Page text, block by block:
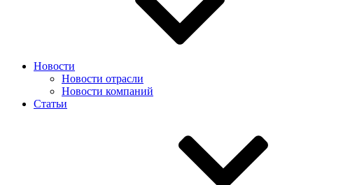
Новости
Новости отрасли
Новости компаний
Статьи